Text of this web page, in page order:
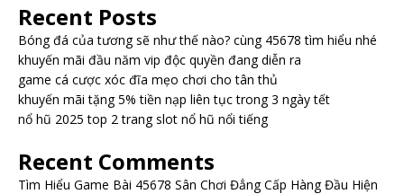
Recent Posts
Bóng đá của tương sẽ như thế nào? cùng 45678 tìm hiểu nhé
khuyến mãi đầu năm vip độc quyền đang diễn ra
game cá cược xóc đĩa mẹo chơi cho tân thủ
khuyến mãi tặng 5% tiền nạp liên tục trong 3 ngày tết
nổ hũ 2025 top 2 trang slot nổ hũ nổi tiếng
Recent Comments
Tìm Hiểu Game Bài 45678 Sân Chơi Đẳng Cấp Hàng Đầu Hiện